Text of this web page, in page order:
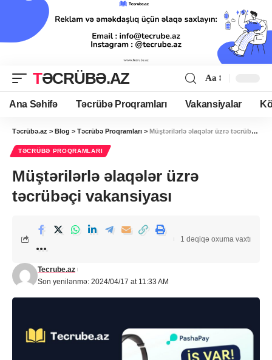
TƏCRÜBƏ.AZ Aa
Ana Səhifə Təcrübə Proqramları Vakansiyalar
Təcrübə.az > Blog > Təcrübə Proqramları > Müştərilərlə əlaqələr üzrə təcrübəçi vakansiyası
TƏCRÜBƏ PROQRAMLARI
Müştərilərlə əlaqələr üzrə
təcrübəçi vakansiyası
Son yenilənmə: 2024/04/17 at 11:33 AM
Tecrube.az
1 dəqiqə oxuma vaxtı